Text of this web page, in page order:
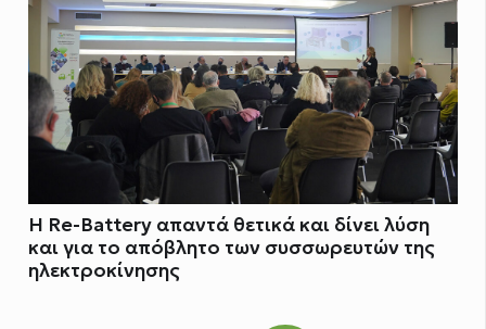
H Re-Battery απαντά θετικά και δίνει λύση
και για το απόβλητο των συσσωρευτών της
ηλεκτροκίνησης